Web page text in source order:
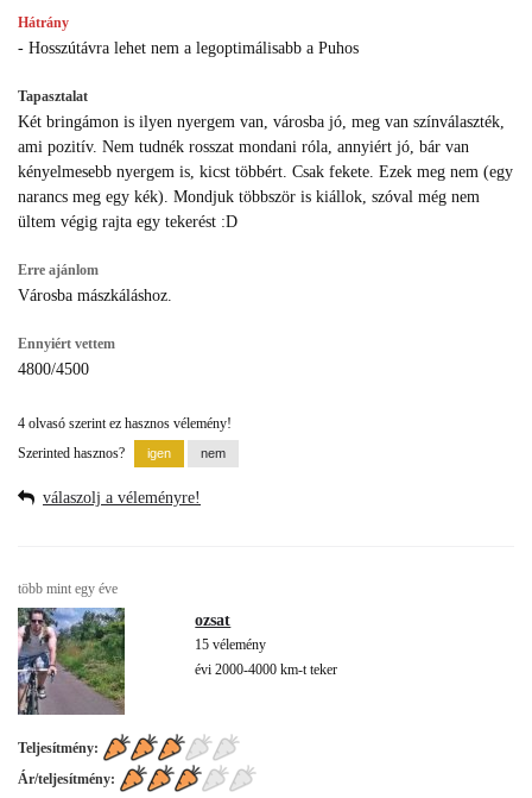
Hátrány
- Hosszútávra lehet nem a legoptimálisabb a Puhos
Tapasztalat
Két bringámon is ilyen nyergem van, városba jó, meg van színválaszték,
ami pozitív. Nem tudnék rosszat mondani róla, annyiért jó, bár van
kényelmesebb nyergem is, kicst többért. Csak fekete. Ezek meg nem (egy
narancs meg egy kék). Mondjuk többször is kiállok, szóval még nem
ültem végig rajta egy tekerést :D
Erre ajánlom
Városba mászkáláshoz.
Ennyiért vettem
4800/4500
4 olvasó szerint ez hasznos vélemény!
Szerinted hasznos?
válaszolj a véleményre!
több mint egy éve
ozsat
15 vélemény
évi 2000-4000 km-t teker
Teljesítmény:
Ár/teljesítmény: